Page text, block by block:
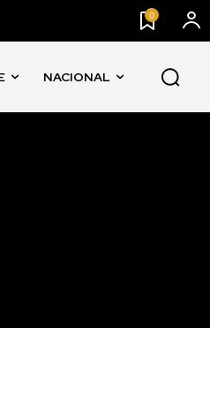
0
NACIONAL